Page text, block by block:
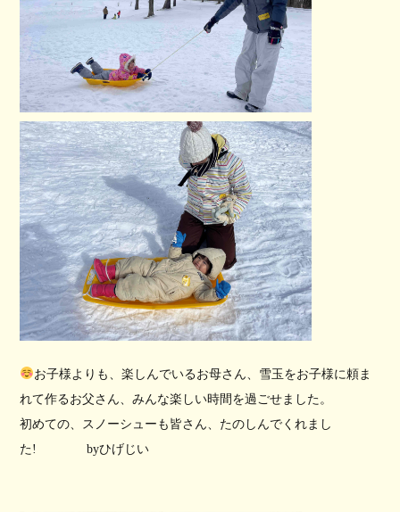
お子様よりも、楽しんでいるお母さん、雪玉をお子様に頼ま
れて作るお父さん、みんな楽しい時間を過ごせました。
初めての、スノーシューも皆さん、たのしんでくれまし
た! byひげじい